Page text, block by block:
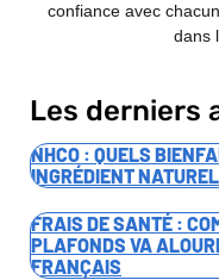
confiance avec
dans
Les derniers
NHCO : QUELS
INGRÉDIENT
FRAIS DE SANTÉ :
PLAFONDS VA
FRANÇAIS